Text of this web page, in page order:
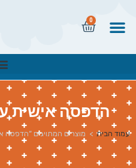
0
הדפסה אישית
עמוד הבית > מוצרים המתויגים “הדפסה